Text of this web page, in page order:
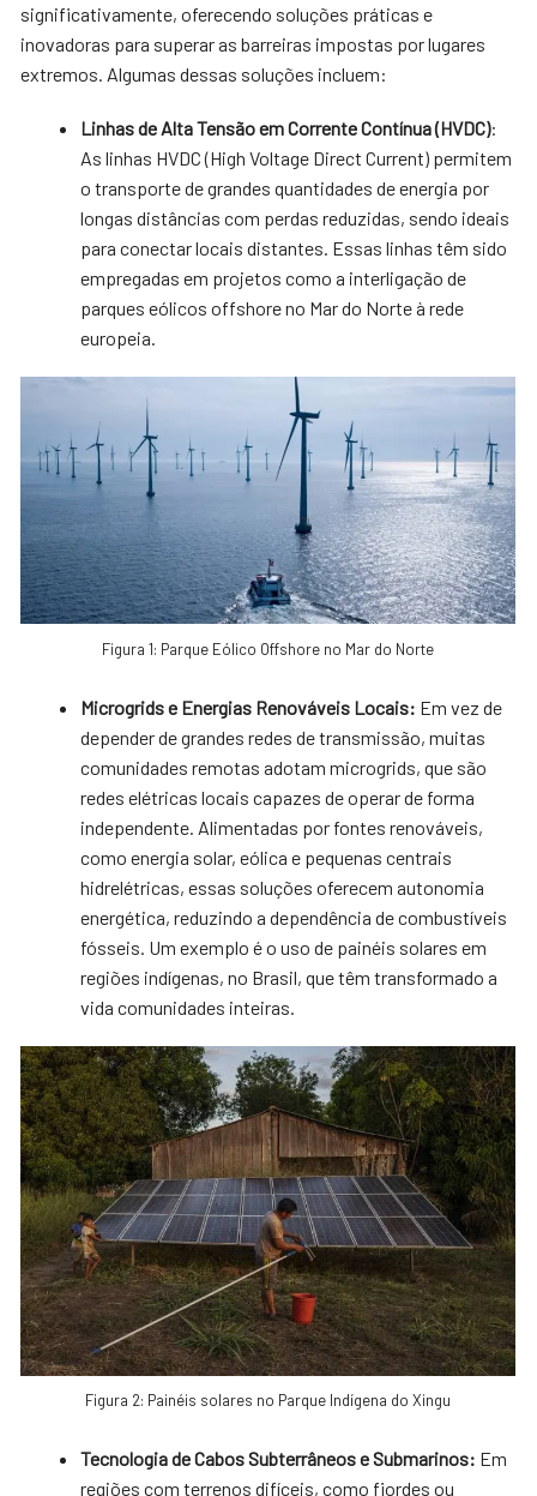
significativamente, oferecendo soluções práticas e
inovadoras para superar as barreiras impostas por lugares
extremos. Algumas dessas soluções incluem:
Linhas de Alta Tensão em Corrente Contínua (HVDC):
As linhas HVDC (High Voltage Direct Current) permitem
o transporte de grandes quantidades de energia por
longas distâncias com perdas reduzidas, sendo ideais
para conectar locais distantes. Essas linhas têm sido
empregadas em projetos como a interligação de
parques eólicos offshore no Mar do Norte à rede
europeia.
Figura 1: Parque Eólico Offshore no Mar do Norte
Microgrids e Energias Renováveis Locais: Em vez de
depender de grandes redes de transmissão, muitas
comunidades remotas adotam microgrids, que são
redes elétricas locais capazes de operar de forma
independente. Alimentadas por fontes renováveis,
como energia solar, eólica e pequenas centrais
hidrelétricas, essas soluções oferecem autonomia
energética, reduzindo a dependência de combustíveis
fósseis. Um exemplo é o uso de painéis solares em
regiões indígenas, no Brasil, que têm transformado a
vida comunidades inteiras.
Figura 2: Painéis solares no Parque Indígena do Xingu
Tecnologia de Cabos Subterrâneos e Submarinos: Em
regiões com terrenos difíceis, como fiordes ou